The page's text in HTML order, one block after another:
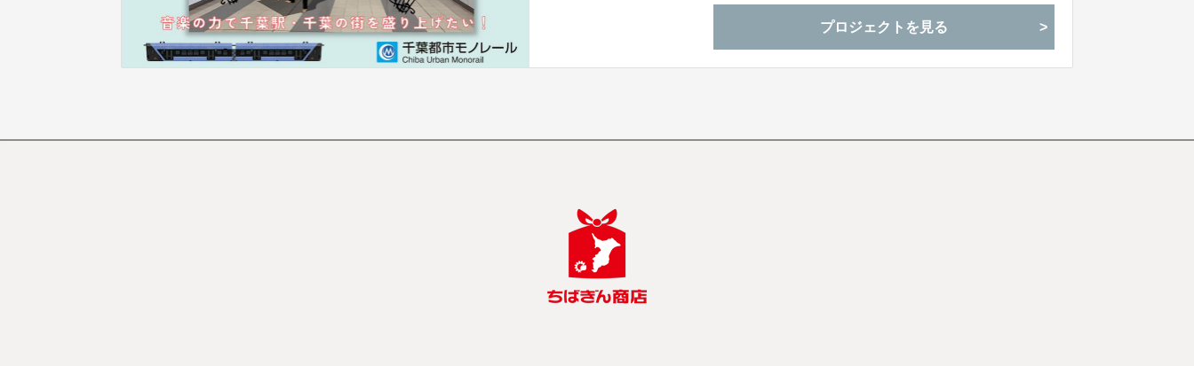
葉のまちを盛り上げたい！「人と音楽で賑わう千葉」を一緒に作りませんか？
プロジェクトを見る